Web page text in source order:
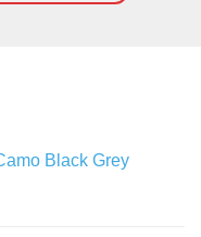
Black Grey